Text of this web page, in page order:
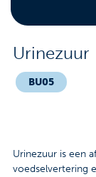
Tarieven
Locaties
Urinezuur
BU05
Urinezuur is een
voedselvertering